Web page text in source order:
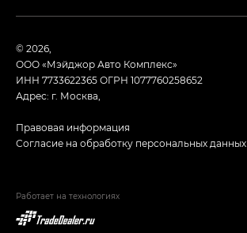
© 2026,
ООО «Мэйджор Авто Комплекс»
ИНН 7733622365ОГРН 1077760258652
Адрес: г. Москва,
Правовая информация
Согласие на обработку персональных данных
Работает на технологиях